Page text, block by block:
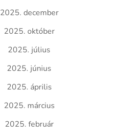
2025. december
2025. október
2025. július
2025. június
2025. április
2025. március
2025. február